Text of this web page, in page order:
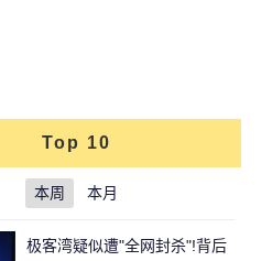
Top 10
本周 本月
极客湾疑似遭"全网封杀"!背后